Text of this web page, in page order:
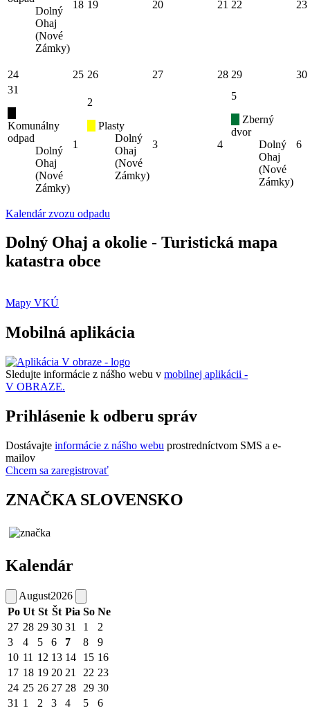
Dolný
Ohaj
(Nové
Zámky)
18 19 20 21 22 23
24 25 26 27 28 29
30
31
Komunálny
odpad
Dolný
Ohaj
(Nové
Zámky)
1
2
Plasty
Dolný
Ohaj
(Nové
Zámky)
3 4
5
Zberný
dvor
Dolný
Ohaj
(Nové
Zámky)
6
Kalendár zvozu odpadu
Dolný Ohaj a okolie - Turistická mapa
katastra obce
Mapy VKÚ
Mobilná aplikácia
Sledujte informácie z nášho webu v mobilnej aplikácii -
V OBRAZE.
Prihlásenie k odberu správ
Dostávajte informácie z nášho webu prostredníctvom SMS a e-
mailov
Chcem sa zaregistrovať
ZNAČKA SLOVENSKO
Kalendár
August2026
Po Ut St Št Pia So Ne
27 28 29 30 31 1
2
3
4 5 6 7 8
9
10 11 12 13 14 15 16
17 18 19 20 21 22 23
24 25 26 27 28 29 30
31 1 2 3 4 5 6